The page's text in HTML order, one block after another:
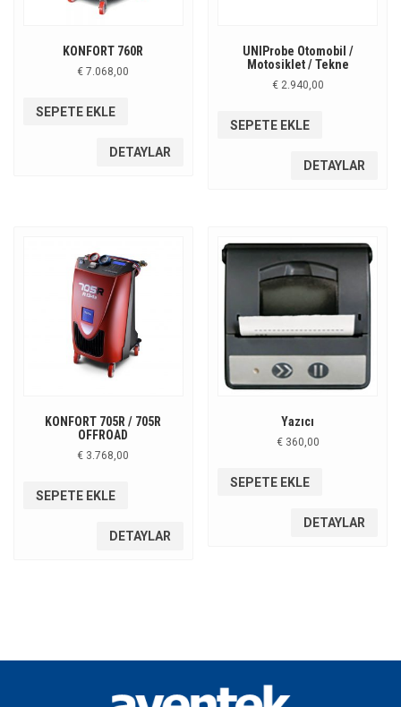
KONFORT 760R
€ 7.068,00
SEPETE EKLE
DETAYLAR
UNIProbe Otomobil /
Motosiklet / Tekne
€2.940,00
SEPETE EKLE
DETAYLAR
KONFORT 705R / 705R
OFFROAD
€ 3.768,00
SEPETE EKLE
DETAYLAR
Yazıcı
€360,00
SEPETE EKLE
DETAYLAR